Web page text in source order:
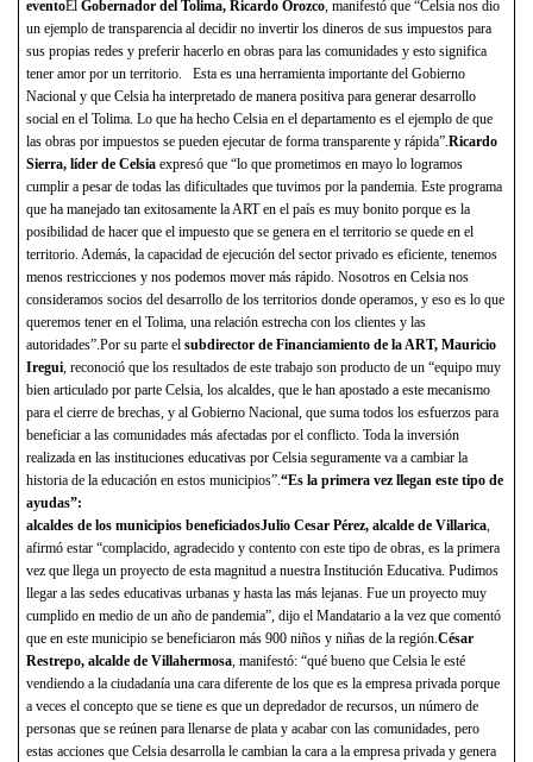
eventoEl Gobernador del Tolima, Ricardo Orozco, manifestó que “Celsia nos dio
un ejemplo de transparencia al decidir no invertir los dineros de sus impuestos para
sus propias redes y preferir hacerlo en obras para las comunidades y esto significa
tener amor por un territorio. Esta es una herramienta importante del Gobierno
Nacional y que Celsia ha interpretado de manera positiva para generar desarrollo
social en el Tolima. Lo que ha hecho Celsia en el departamento es el ejemplo de que
las obras por impuestos se pueden ejecutar de forma transparente y rápida”.Ricardo
Sierra, líder de Celsia expresó que “lo que prometimos en mayo lo logramos
cumplir a pesar de todas las dificultades que tuvimos por la pandemia. Este programa
que ha manejado tan exitosamente la ART en el país es muy bonito porque es la
posibilidad de hacer que el impuesto que se genera en el territorio se quede en el
territorio. Además, la capacidad de ejecución del sector privado es eficiente, tenemos
menos restricciones y nos podemos mover más rápido. Nosotros en Celsia nos
consideramos socios del desarrollo de los territorios donde operamos, y eso es lo que
queremos tener en el Tolima, una relación estrecha con los clientes y las
autoridades”.Por su parte el subdirector de Financiamiento de la ART, Mauricio
Iregui, reconoció que los resultados de este trabajo son producto de un “equipo muy
bien articulado por parte Celsia, los alcaldes, que le han apostado a este mecanismo
para el cierre de brechas, y al Gobierno Nacional, que suma todos los esfuerzos para
beneficiar a las comunidades más afectadas por el conflicto. Toda la inversión
realizada en las instituciones educativas por Celsia seguramente va a cambiar la
historia de la educación en estos municipios”.“Es la primera vez llegan este tipo de
ayudas”:
alcaldes de los municipios beneficiadosJulio Cesar Pérez, alcalde de Villarica,
afirmó estar “complacido, agradecido y contento con este tipo de obras, es la primera
vez que llega un proyecto de esta magnitud a nuestra Institución Educativa. Pudimos
llegar a las sedes educativas urbanas y hasta las más lejanas. Fue un proyecto muy
cumplido en medio de un año de pandemia”, dijo el Mandatario a la vez que comentó
que en este municipio se beneficiaron más 900 niños y niñas de la región.César
Restrepo, alcalde de Villahermosa, manifestó: “qué bueno que Celsia le esté
vendiendo a la ciudadanía una cara diferente de los que es la empresa privada porque
a veces el concepto que se tiene es que un depredador de recursos, un número de
personas que se reúnen para llenarse de plata y acabar con las comunidades, pero
estas acciones que Celsia desarrolla le cambian la cara a la empresa privada y genera